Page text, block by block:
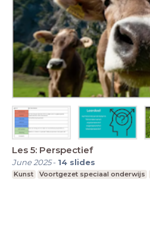
Les 5: Perspectief
June 2025- 14 slides
Kunst Voortgezet speciaal onderwijs